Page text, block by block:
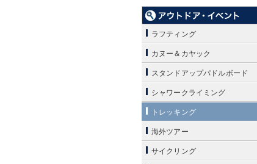
ラフティング
カヌー＆カヤック
スタンドアップパドルボード
シャワークライミング
トレッキング
海外ツアー
サイクリング